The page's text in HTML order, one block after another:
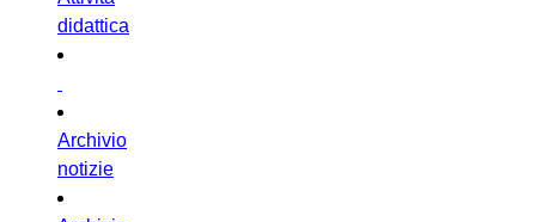
didattica
Archivio
notizie